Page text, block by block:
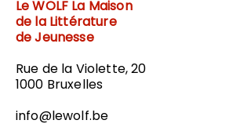
Le WOLF La Maison
de la Littérature
de Jeunesse
Rue de la Violette, 20
1000 Bruxelles
info@lewolf.be